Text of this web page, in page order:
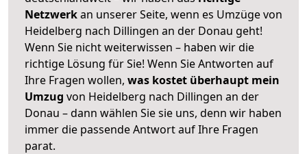
Netzwerkan unserer Seite, wenn es Umzüge von
Heidelberg nach Dillingen an der Donau geht!
Wenn Sie nicht weiterwissen – haben wir die
richtige Lösung für Sie! Wenn Sie Antworten auf
Ihre Fragen wollen, was kostet überhaupt mein
Umzug von Heidelberg nach Dillingen an der
Donau – dann wählen Sie sie uns, denn wir haben
immer die passende Antwort auf Ihre Fragen
parat.